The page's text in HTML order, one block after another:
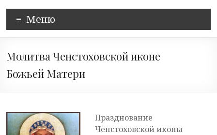
Меню
Молитва Ченстоховской иконе
Божьей Матери
Празднование
Ченстоховской иконы